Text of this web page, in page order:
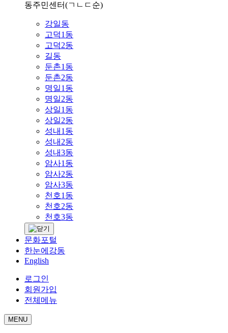
동주민센터(ㄱㄴㄷ순)
강일동
고덕1동
고덕2동
길동
둔촌1동
둔촌2동
명일1동
명일2동
상일1동
상일2동
성내1동
성내2동
성내3동
암사1동
암사2동
암사3동
천호1동
천호2동
천호3동
문화포털
한눈에강동
English
로그인
회원가입
전체메뉴
MENU